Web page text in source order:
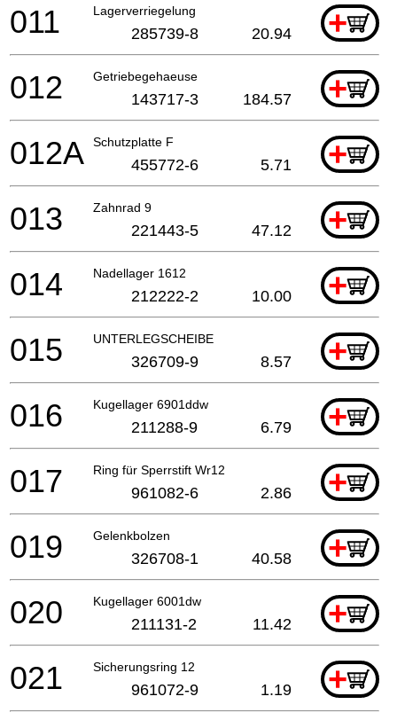
Lagerverriegelung +
011 285739-8 20.94
Getriebegehaeuse +
012 143717-3 184.57
Schutzplatte F +
012A 455772-6 5.71
Zahnrad 9 +
013 221443-5 47.12
Nadellager 1612 +
014 212222-2 10.00
UNTERLEGSCHEIBE +
015 326709-9 8.57
Kugellager 6901ddw +
016 211288-9 6.79
Ring für Sperrstift Wr12 +
017 961082-6 2.86
Gelenkbolzen +
019 326708-1 40.58
Kugellager 6001dw +
020 211131-2 11.42
Sicherungsring 12 +
021 961072-9 1.19